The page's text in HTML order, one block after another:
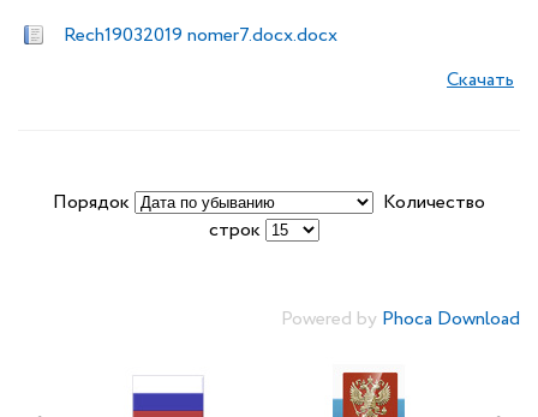
Rech19032019 nomer7.docx.docx
Скачать
Порядок
Количество
строк
Powered by Phoca Download